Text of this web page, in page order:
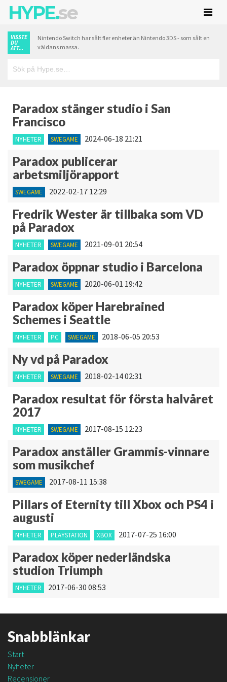
HYPE.se
VISSTE
DU
ATT...
Nintendo Switch har sålt fler enheter än Nintendo 3DS - som sålt en
väldans massa.
Paradox stänger studio i San
Francisco
NYHETER SWEGAME 2024-06-18 21:21
Paradox publicerar
arbetsmiljörapport
SWEGAME 2022-02-17 12:29
Fredrik Wester är tillbaka som VD
på Paradox
NYHETER SWEGAME 2021-09-01 20:54
Paradox öppnar studio i Barcelona
NYHETER SWEGAME 2020-06-01 19:42
Paradox köper Harebrained
Schemes i Seattle
NYHETER PC SWEGAME 2018-06-05 20:53
Ny vd på Paradox
NYHETER SWEGAME 2018-02-14 02:31
Paradox resultat för första halvåret
2017
NYHETER SWEGAME 2017-08-15 12:23
Paradox anställer Grammis-vinnare
som musikchef
SWEGAME 2017-08-11 15:38
Pillars of Eternity till Xbox och PS4 i
augusti
NYHETER PLAYSTATION XBOX 2017-07-25 16:00
Paradox köper nederländska
studion Triumph
NYHETER 2017-06-30 08:53
Snabblänkar
Start
Nyheter
Recensioner